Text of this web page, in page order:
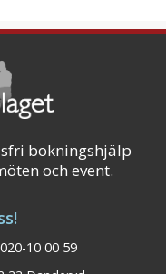
bokningshjälp
och event.
10 00 59